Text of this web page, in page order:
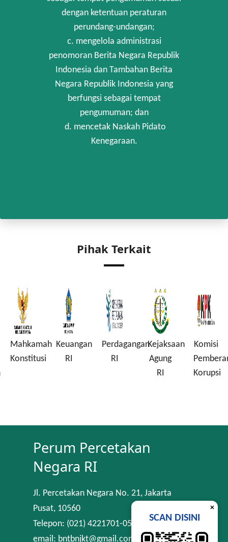
dengan ketentuan peraturan
perundang-undangan;
c. mengelola administrasi
penomoran Berita Negara Republik
Indonesia dan Tambahan Berita
Negara Republik Indonesia yang
berfungsi sebagai tempat
pengumuman; dan
d. mencetak Naskah Pidato
Kenegaraan.
Pihak Terkait
Mahkamah
Konstitusi
Keuangan
RI
Perdagangan
RI
Kejaksaan
Agung
RI
Komisi
Korupsi
Perum Percetakan
Negara RI
Jl. Percetakan Negara No. 21, Jakarta
Pusat, 10560
Telepon: (021) 4221701-05
email: bntbnjkt@gmail.com
×
SCAN DISINI